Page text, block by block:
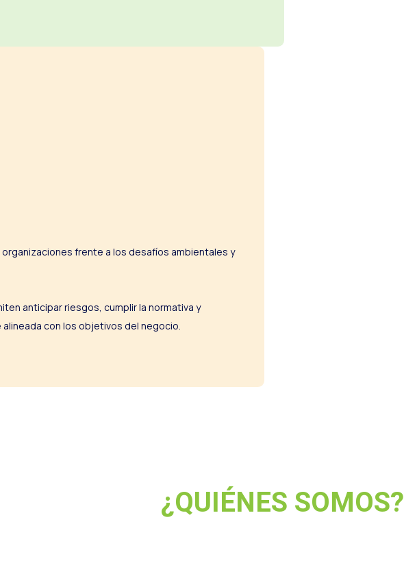
frente a los desafíos ambientales y
anticipar riesgos, cumplir la normativa y
con los objetivos del negocio.
¿QUIÉNES SOMOS?